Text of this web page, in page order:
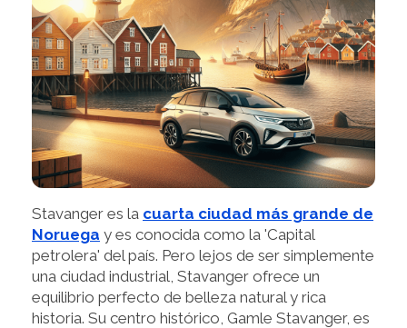
Stavanger es la cuarta ciudad más grande de
Noruega y es conocida como la 'Capital
petrolera' del país. Pero lejos de ser simplemente
una ciudad industrial, Stavanger ofrece un
equilibrio perfecto de belleza natural y rica
historia. Su centro histórico, Gamle Stavanger, es